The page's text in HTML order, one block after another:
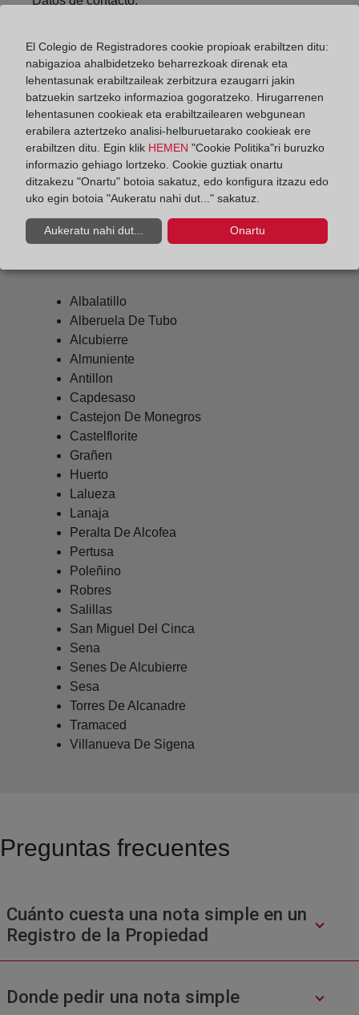
sarinena@registrodelapropiedad.org
Datos del Registrador:
Eduardo De Paz Muncharaz
dpo@corpme.es
Otros municipios incluidos en el
distrito hipotecario
Albalatillo
Alberuela De Tubo
Alcubierre
Almuniente
Antillon
Capdesaso
Castejon De Monegros
Castelflorite
Grañen
Huerto
Lalueza
Lanaja
Peralta De Alcofea
Pertusa
Poleñino
Robres
Salillas
San Miguel Del Cinca
Sena
Senes De Alcubierre
Sesa
Torres De Alcanadre
Tramaced
Villanueva De Sigena
Preguntas frecuentes
Cuánto cuesta una nota simple en un
Registro de la Propiedad
Donde pedir una nota simple
El Colegio de Registradores cookie propioak erabiltzen ditu:
nabigazioa ahalbidetzeko beharrezkoak direnak eta
lehentasunak erabiltzaileak zerbitzura ezaugarri jakin
batzuekin sartzeko informazioa gogoratzeko. Hirugarrenen
lehentasunen cookieak eta erabiltzailearen webgunean
erabilera aztertzeko analisi-helburuetarako cookieak ere
erabiltzen ditu. Egin klik HEMEN "Cookie Politika"ri buruzko
informazio gehiago lortzeko. Cookie guztiak onartu
ditzakezu "Onartu" botoia sakatuz, edo konfigura itzazu edo
uko egin botoia "Aukeratu nahi dut..." sakatuz.
Aukeratu nahi dut... Onartu